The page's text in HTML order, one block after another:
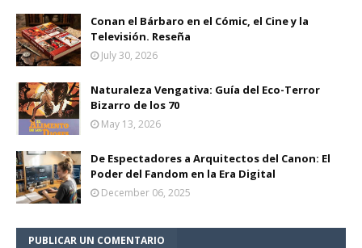
Conan el Bárbaro en el Cómic, el Cine y la
Televisión. Reseña
July 30, 2026
Naturaleza Vengativa: Guía del Eco-Terror
Bizarro de los 70
May 13, 2026
De Espectadores a Arquitectos del Canon: El
Poder del Fandom en la Era Digital
December 06, 2025
PUBLICAR UN COMENTARIO